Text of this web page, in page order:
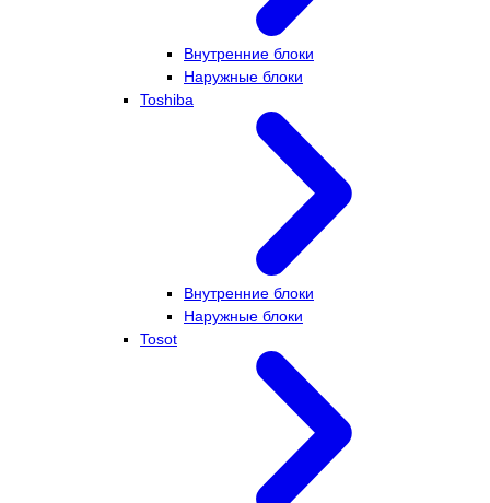
Внутренние блоки
Наружные блоки
Toshiba
Внутренние блоки
Наружные блоки
Tosot